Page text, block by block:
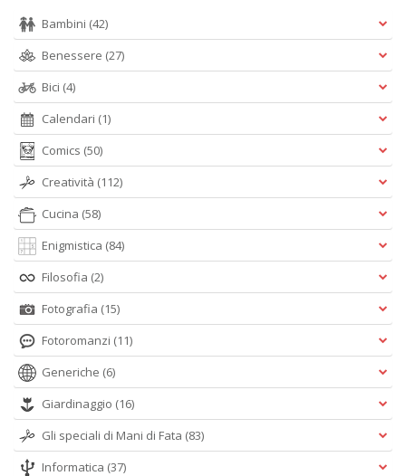
Bambini (42)
Benessere (27)
Bici (4)
Calendari (1)
Comics (50)
Creatività (112)
Cucina (58)
Enigmistica (84)
Filosofia (2)
Fotografia (15)
Fotoromanzi (11)
Generiche (6)
Giardinaggio (16)
Gli speciali di Mani di Fata (83)
Informatica (37)